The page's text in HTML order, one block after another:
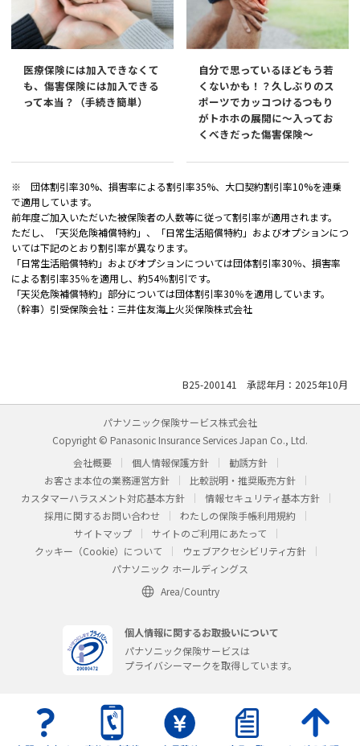
医療保険には加入できなくて
も、傷害保険には加入できる
って本当？（手続き簡単）
自分で思っているほどもう若
くないかも！？久しぶりのス
ポーツでカッコつけるつもり
がトホホの展開に～入ってお
くべきだった傷害保険～
※ 団体割引率30%、損害率による割引率35%、大口契約割引率10%を連乗
で適用しています。
前年度ご加入いただいた被保険者の人数等に従って割引率が適用されます。
ただし、「天災危険補償特約」、「日常生活賠償特約」およびオプションにつ
いては下記のとおり割引率が異なります。
「日常生活賠償特約」およびオプションについては団体割引率30％、損害率
による割引率35％を適用し、約54％割引です。
「天災危険補償特約」部分については団体割引率30％を適用しています。
（幹事）引受保険会社：三井住友海上火災保険株式会社
B25-200141 承認年月：2025年10月
パナソニック保険サービス株式会社
Copyright © Panasonic Insurance Services Japan Co., Ltd.
会社概要
個人情報保護方針
勧誘方針
お客さま本位の業務運営方針
比較説明・推奨販売方針
カスタマーハラスメント対応基本方針
情報セキュリティ基本方針
採用に関するお問い合わせ
わたしの保険手帳利用規約
サイトマップ
サイトのご利用にあたって
クッキー（Cookie）について
ウェブアクセシビリティ方針
パナソニック ホールディングス
Area/Country
個人情報に関するお取扱いについて
パナソニック保険サービスは
プライバシーマークを取得しています。